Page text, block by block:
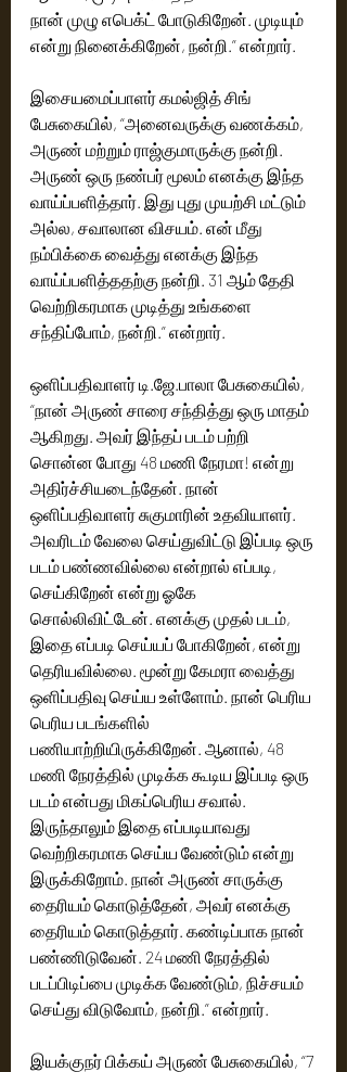
நான் முழு எபெக்ட் போடுகிறேன். முடியும்
என்று நினைக்கிறேன், நன்றி.” என்றார்.
இசையமைப்பாளர் கமல்ஜித் சிங்
பேசுகையில், “அனைவருக்கு வணக்கம்,
அருண் மற்றும் ராஜ்குமாருக்கு நன்றி.
அருண் ஒரு நண்பர் மூலம் எனக்கு இந்த
வாய்ப்பளித்தார். இது புது முயற்சி மட்டும்
அல்ல, சவாலான விசயம். என் மீது
நம்பிக்கை வைத்து எனக்கு இந்த
வாய்ப்பளித்ததற்கு நன்றி. 31 ஆம் தேதி
வெற்றிகரமாக முடித்து உங்களை
சந்திப்போம், நன்றி.” என்றார்.
ஒளிப்பதிவாளர் டி.ஜே.பாலா பேசுகையில்,
“நான் அருண் சாரை சந்தித்து ஒரு மாதம்
ஆகிறது. அவர் இந்தப் படம் பற்றி
சொன்ன போது 48 மணி நேரமா! என்று
அதிர்ச்சியடைந்தேன். நான்
ஒளிப்பதிவாளர் சுகுமாரின் உதவியாளர்.
அவரிடம் வேலை செய்துவிட்டு இப்படி ஒரு
படம் பண்ணவில்லை என்றால் எப்படி,
செய்கிறேன் என்று ஓகே
சொல்லிவிட்டேன். எனக்கு முதல் படம்,
இதை எப்படி செய்யப் போகிறேன், என்று
தெரியவில்லை. மூன்று கேமரா வைத்து
ஒளிப்பதிவு செய்ய உள்ளோம். நான் பெரிய
பெரிய படங்களில்
பணியாற்றியிருக்கிறேன். ஆனால், 48
மணி நேரத்தில் முடிக்க கூடிய இப்படி ஒரு
படம் என்பது மிகப்பெரிய சவால்.
இருந்தாலும் இதை எப்படியாவது
வெற்றிகரமாக செய்ய வேண்டும் என்று
இருக்கிறோம். நான் அருண் சாருக்கு
தைரியம் கொடுத்தேன், அவர் எனக்கு
தைரியம் கொடுத்தார். கண்டிப்பாக நான்
பண்ணிடுவேன். 24 மணி நேரத்தில்
படப்பிடிப்பை முடிக்க வேண்டும், நிச்சயம்
செய்து விடுவோம், நன்றி.” என்றார்.
இயக்குநர் பிக்கய் அருண் பேசுகையில், “7